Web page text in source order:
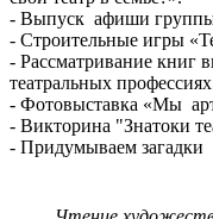
- Выпуск афиши
- Строительные игры
- Рассматривание книг
театральных
- Фотовыставка «Мы
- Викторина "Знатоки
- Придумываем загадки